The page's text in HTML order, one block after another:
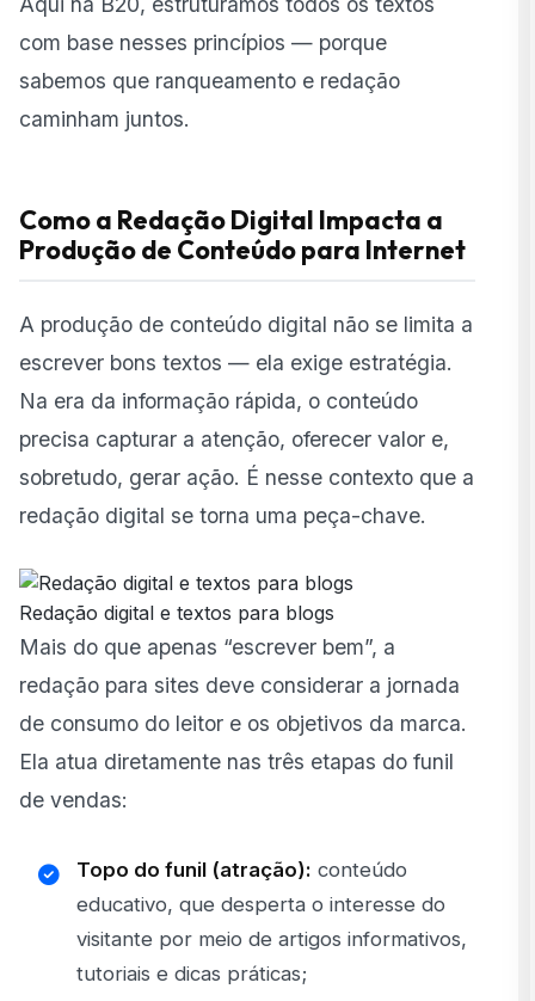
com base nesses princípios — porque
sabemos que ranqueamento e redação
caminham juntos.
Como a Redação Digital Impacta a
Produção de Conteúdo para Internet
A produção de conteúdo digital não se limita a
escrever bons textos — ela exige estratégia.
Na era da informação rápida, o conteúdo
precisa capturar a atenção, oferecer valor e,
sobretudo, gerar ação. É nesse contexto que a
redação digital se torna uma peça-chave.
Redação digital e textos para blogs
Mais do que apenas “escrever bem”, a
redação para sites deve considerar a jornada
de consumo do leitor e os objetivos da marca.
Ela atua diretamente nas três etapas do funil
de vendas:
Topo do funil (atração): conteúdo
educativo, que desperta o interesse do
visitante por meio de artigos informativos,
tutoriais e dicas práticas;